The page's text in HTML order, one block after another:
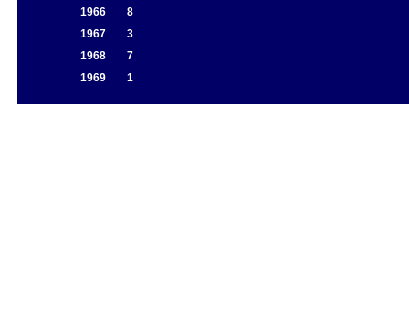
1966
8
1967
3
1968
7
1969
1